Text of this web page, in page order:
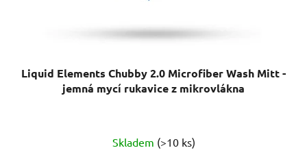
Liquid Elements Chubby 2.0 Microfiber Wash Mitt -
jemná mycí rukavice z mikrovlákna
hodnocení
Skladem (>10 ks)